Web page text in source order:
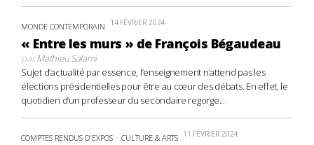
MONDE CONTEMPORAIN 14 FÉVRIER 2024
« Entre les murs » de François Bégaudeau
parMathieu Salami
Sujet d’actualité par essence, l’enseignement n’attend pas les
élections présidentielles pour être au cœur des débats. En effet, le
quotidien d’un professeur du secondaire regorge...
COMPTES RENDUS D'EXPOS CULTURE & ARTS 11 FÉVRIER 2024